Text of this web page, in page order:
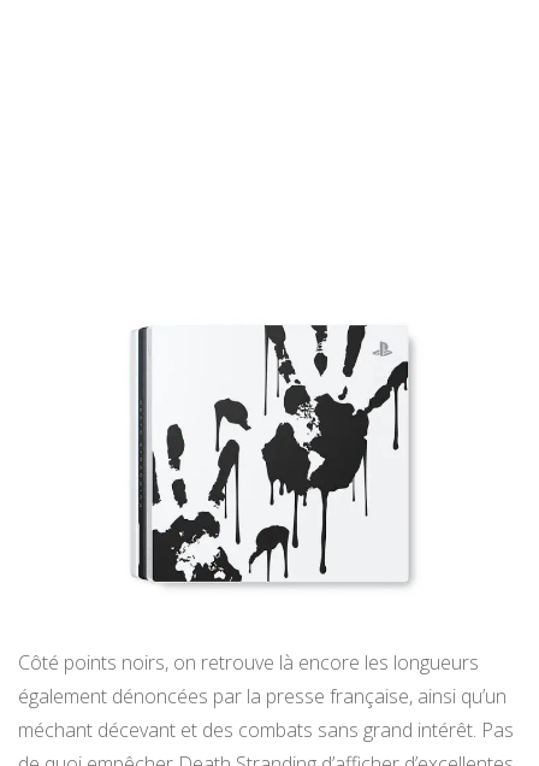
Côté points noirs, on retrouve là encore les longueurs
également dénoncées par la presse française, ainsi qu’un
méchant décevant et des combats sans grand intérêt. Pas